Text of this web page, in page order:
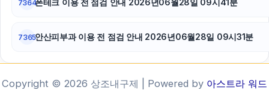
7364폰테크 이용 전 점검 안내 2026년06월28일 09시41분
7365안산피부과 이용 전 점검 안내 2026년06월28일 09시31분
Copyright © 2026 상조내구제 | Powered by 아스트라 워드